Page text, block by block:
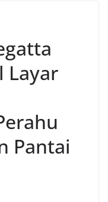
Layar
Pantai